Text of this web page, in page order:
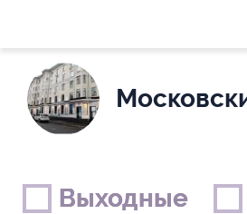
Выходные
Выходные